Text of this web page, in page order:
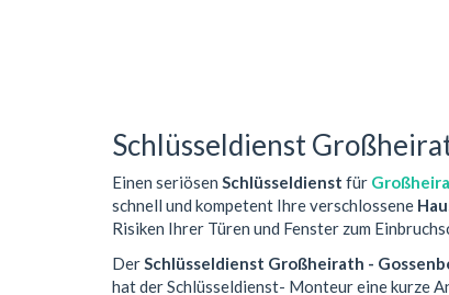
Schlüsseldienst
Einen seriösen Schlüsseldienst für
schnell und kompetent Ihre verschlossene
Risiken Ihrer Türen und Fenster zum
DerSchlüsseldienst Großheirath -
hat der Schlüsseldienst- Monteur eine kurze